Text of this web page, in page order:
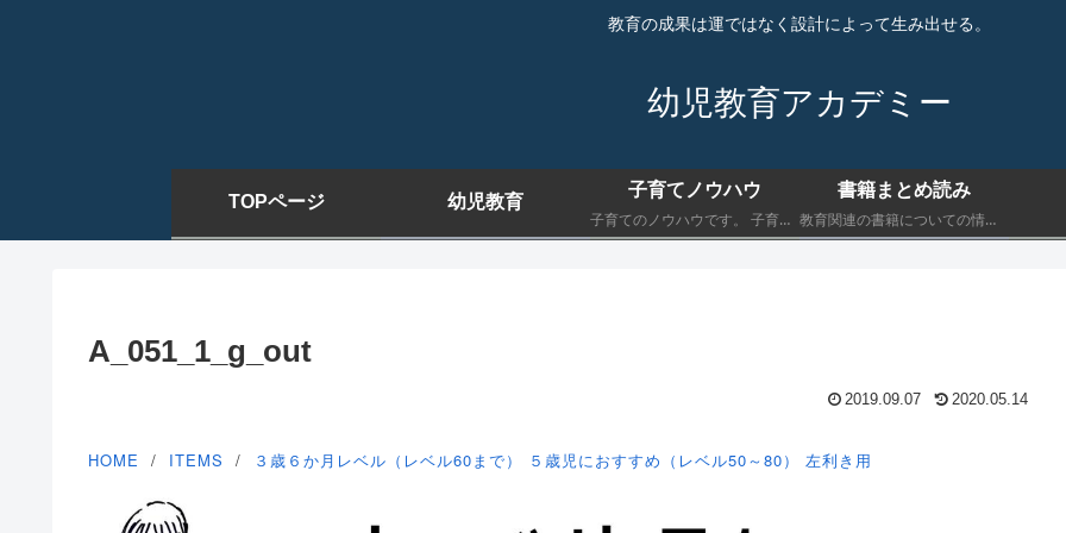
教育の成果は運ではなく設計によって生み出せる。
幼児教育アカデミー
TOPページ 幼児教育
子育てノウハウ
子育てのノウハウです。 子育てにおいて最低限知っておくべきことを書きます。
書籍まとめ読み
教育関連の書籍についての情報です。 子育てにおいて最低限知っておくべきことを書きます。
A_051_1_g_out
2019.09.07 2020.05.14
HOME ITEMS ３歳６か月レベル（レベル60まで） ５歳児におすすめ（レベル50～80） 左利き用